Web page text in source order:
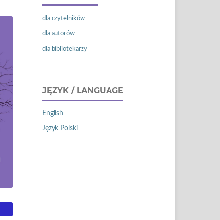
dla czytelników
dla autorów
dla bibliotekarzy
JĘZYK / LANGUAGE
English
Język Polski